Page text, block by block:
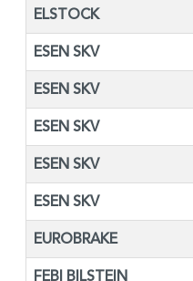
ELSTOCK
ESEN SKV
ESEN SKV
ESEN SKV
ESEN SKV
ESEN SKV
EUROBRAKE
FEBI BILSTEIN